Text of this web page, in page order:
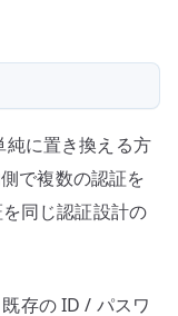
純に置き換える方
で複数の認証を
同じ認証設計の
存の ID / パスワ